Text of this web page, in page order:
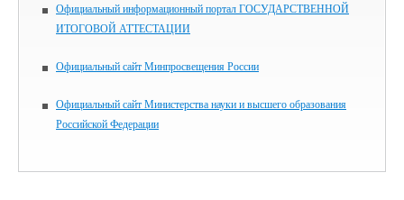
Официальный информационный портал ГОСУДАРСТВЕННОЙ
ИТОГОВОЙ АТТЕСТАЦИИ
Официальный сайт Минпросвещения России
Официальный сайт Министерства науки и высшего образования
Российской Федерации